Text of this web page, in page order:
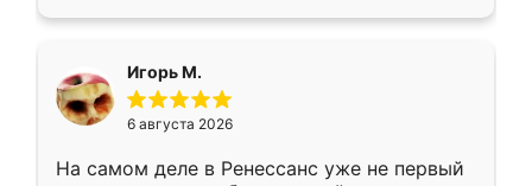
Игорь М.
6 августа 2026
На самом деле в Ренессанс уже не первый